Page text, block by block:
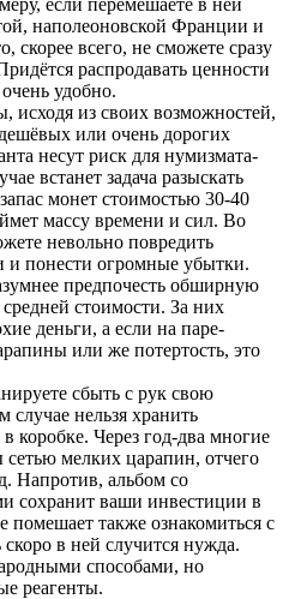
наполеоновской Франции и
скорее всего, не сможете сразу
распродавать ценности
удобно.
исходя из своих возможностей,
или очень дорогих
несут риск для нумизмата-
встанет задача разыскать
монет стоимостью 30-40
массу времени и сил. Во
невольно повредить
и понести огромные убытки.
предпочесть обширную
стоимости. За них
деньги, а если на паре-
или же потертость, это
сбыть с рук свою
случае нельзя хранить
коробке. Через год-два многие
мелких царапин, отчего
Напротив, альбом со
сохранит ваши инвестиции в
помешает также ознакомиться с
в ней случится нужда.
способами, но
реагенты.